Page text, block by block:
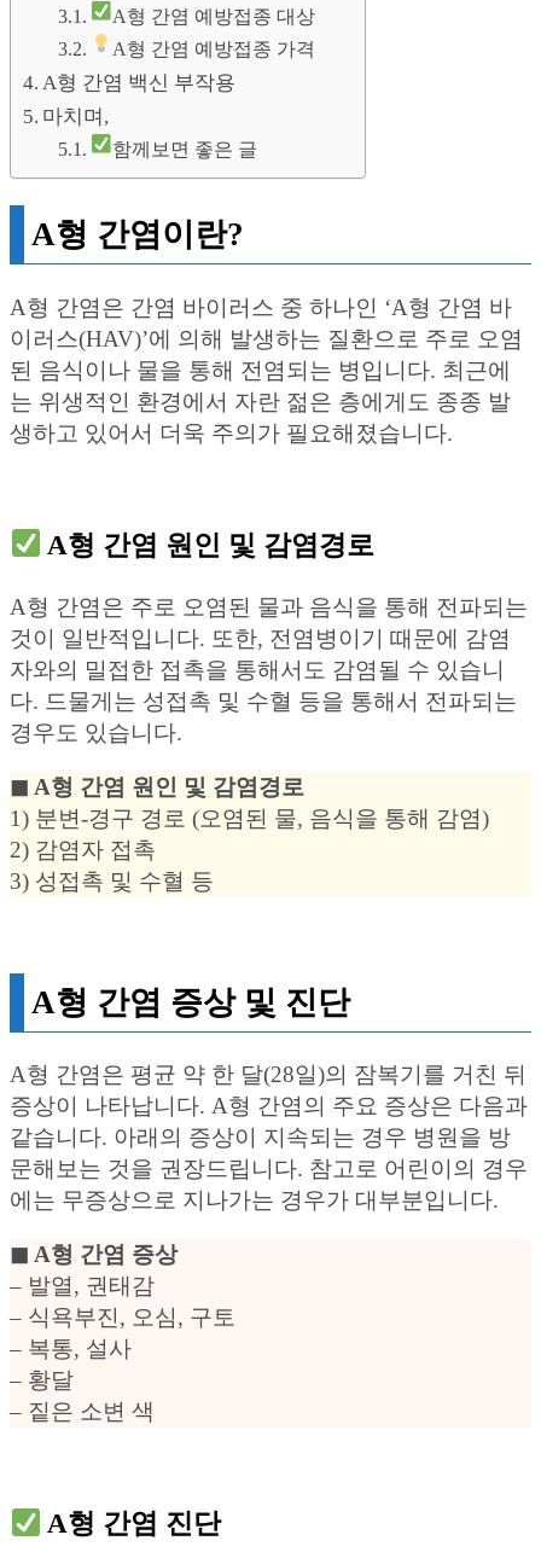
A형 간염 예방접종 대상
A형 간염 예방접종 가격
A형 간염 백신 부작용
마치며,
함께보면 좋은 글
A형 간염이란?
A형 간염은 간염 바이러스 중 하나인 ‘A형 간염 바
이러스(HAV)’에 의해 발생하는 질환으로 주로 오염
된 음식이나 물을 통해 전염되는 병입니다. 최근에
는 위생적인 환경에서 자란 젊은 층에게도 종종 발
생하고 있어서 더욱 주의가 필요해졌습니다.
A형 간염 원인 및 감염경로
A형 간염은 주로 오염된 물과 음식을 통해 전파되는
것이 일반적입니다. 또한, 전염병이기 때문에 감염
자와의 밀접한 접촉을 통해서도 감염될 수 있습니
다. 드물게는 성접촉 및 수혈 등을 통해서 전파되는
경우도 있습니다.
◼︎ A형 간염 원인 및 감염경로
1) 분변-경구 경로 (오염된 물, 음식을 통해 감염)
2) 감염자 접촉
3) 성접촉 및 수혈 등
A형 간염 증상 및 진단
A형 간염은 평균 약 한 달(28일)의 잠복기를 거친 뒤
증상이 나타납니다. A형 간염의 주요 증상은 다음과
같습니다. 아래의 증상이 지속되는 경우 병원을 방
문해보는 것을 권장드립니다. 참고로 어린이의 경우
에는 무증상으로 지나가는 경우가 대부분입니다.
◼︎ A형 간염 증상
– 발열, 권태감
– 식욕부진, 오심, 구토
– 복통, 설사
– 황달
– 짙은 소변 색
A형 간염 진단